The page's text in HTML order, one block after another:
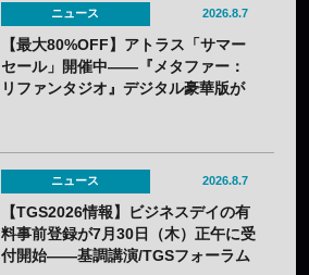
ニュース 2026.8.7
【最大80%OFF】アトラス「サマー
セール」開催中——『メタファー：
リファンタジオ』デジタル豪華版が
ニュース 2026.8.7
【TGS2026情報】ビジネスデイの有
料事前登録が7月30日（木）正午に受
付開始——基調講演/TGSフォーラム